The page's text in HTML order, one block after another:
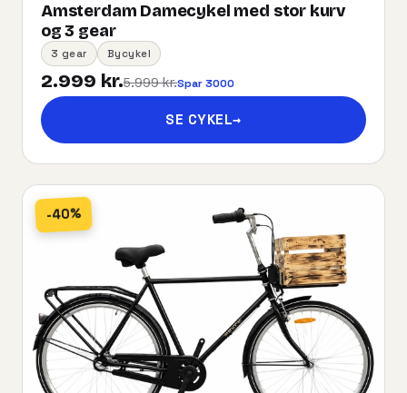
Amsterdam Damecykel med stor kurv
og 3 gear
3 gear Bycykel
2.999 kr.5.999 kr.Spar 3000
SE CYKEL→
-40%